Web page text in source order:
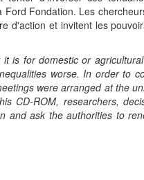
Fondation. Les
d'action et invitent les
is for domestic or
worse. In order to
were arranged at the
CD-ROM, researchers,
and ask the authorities to